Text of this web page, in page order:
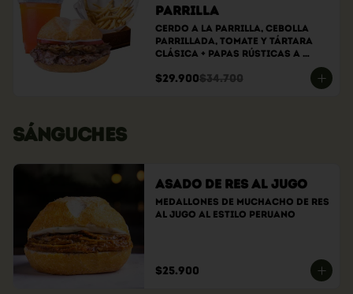
parrilla
Cerdo a la parrilla, cebolla
parrillada, tomate y tártara
clásica + papas rústicas a
$29.900$34.700
SÁNGUCHES
Asado de Res al Jugo
Medallones de muchacho de res
al jugo al estilo peruano
$25.900